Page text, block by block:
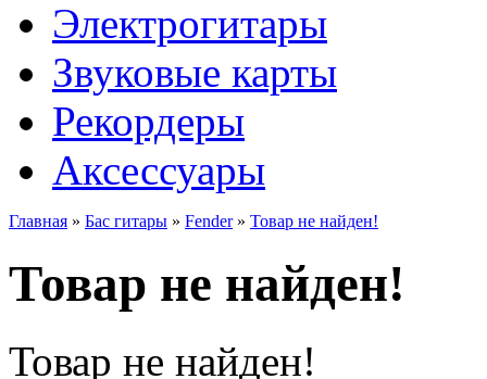
Электрогитары
Звуковые карты
Рекордеры
Аксессуары
Главная » Бас гитары » Fender» Товар не найден!
Товар не найден!
Товар не найден!